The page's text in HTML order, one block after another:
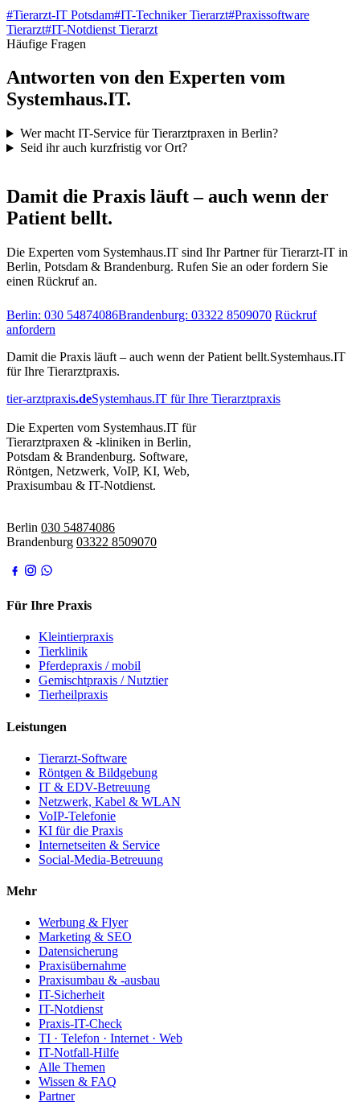
#Tierarzt-IT Potsdam#IT-Techniker Tierarzt#Praxissoftware
Tierarzt#IT-Notdienst Tierarzt
Häufige Fragen
Antworten von den Experten vom
Systemhaus.IT.
Wer macht IT-Service für Tierarztpraxen in Berlin?
Seid ihr auch kurzfristig vor Ort?
Damit die Praxis läuft – auch wenn der
Patient bellt.
Die Experten vom Systemhaus.IT sind Ihr Partner für Tierarzt-IT in
Berlin, Potsdam & Brandenburg. Rufen Sie an oder fordern Sie
einen Rückruf an.
Berlin: 030 54874086Brandenburg: 03322 8509070 Rückruf
anfordern
Damit die Praxis läuft – auch wenn der Patient bellt.Systemhaus.IT
für Ihre Tierarztpraxis.
tier-arztpraxis.deSystemhaus.IT für Ihre Tierarztpraxis
Die Experten vom Systemhaus.IT für
Tierarztpraxen & -kliniken in Berlin,
Potsdam & Brandenburg. Software,
Röntgen, Netzwerk, VoIP, KI, Web,
Praxisumbau & IT-Notdienst.
Berlin 030 54874086
Brandenburg 03322 8509070
Für Ihre Praxis
Kleintierpraxis
Tierklinik
Pferdepraxis / mobil
Gemischtpraxis / Nutztier
Tierheilpraxis
Leistungen
Tierarzt-Software
Röntgen & Bildgebung
IT & EDV-Betreuung
Netzwerk, Kabel & WLAN
VoIP-Telefonie
KI für die Praxis
Internetseiten & Service
Social-Media-Betreuung
Mehr
Werbung & Flyer
Marketing & SEO
Datensicherung
Praxisübernahme
Praxisumbau & -ausbau
IT-Sicherheit
IT-Notdienst
Praxis-IT-Check
TI · Telefon · Internet · Web
IT-Notfall-Hilfe
Alle Themen
Wissen & FAQ
Partner